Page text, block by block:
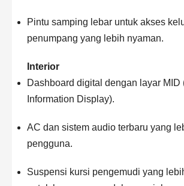
Pintu samping lebar untuk akses
penumpang yang lebih nyaman.
Interior
Dashboard digital dengan layar MID
Information Display).
AC dan sistem audio terbaru yang
pengguna.
Suspensi kursi pengemudi yang